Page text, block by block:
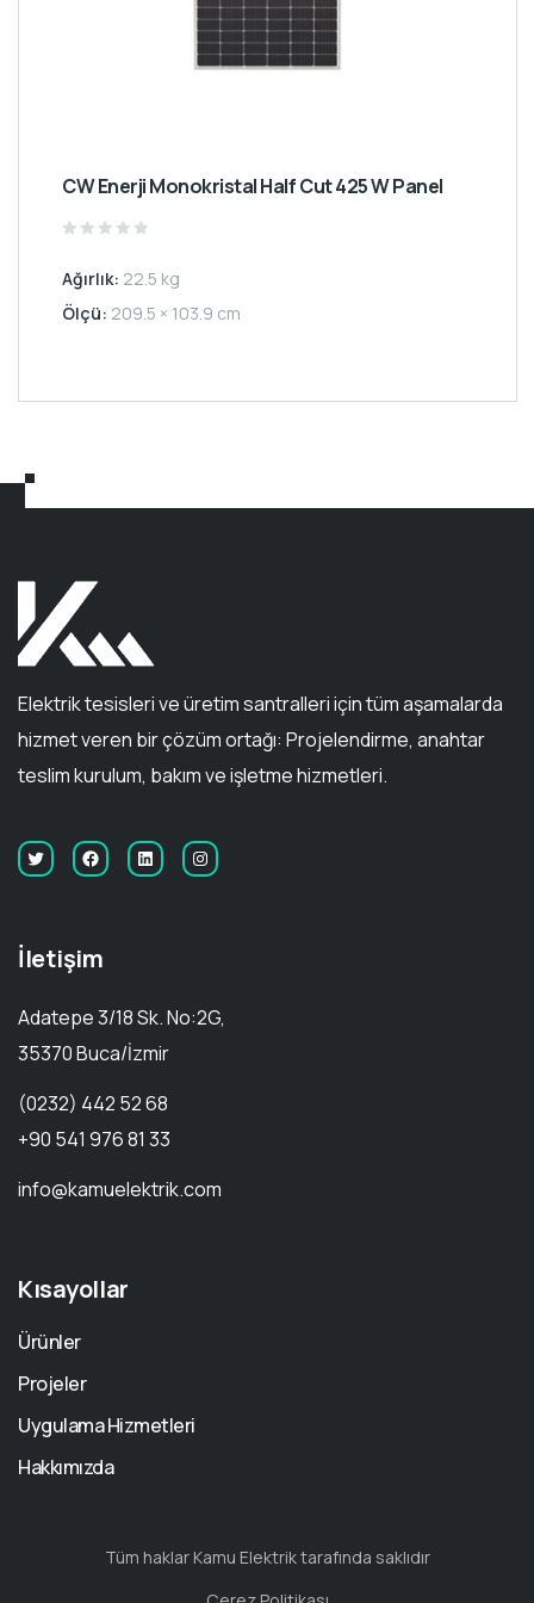
CW Enerji Monokristal Half Cut 425 W Panel
out
of
5
Ağırlık: 22.5 kg
Ölçü: 209.5 × 103.9 cm
Elektrik tesisleri ve üretim santralleri için tüm aşamalarda
hizmet veren bir çözüm ortağı: Projelendirme, anahtar
teslim kurulum, bakım ve işletme hizmetleri.
İletişim
Adatepe 3/18 Sk. No:2G,
35370 Buca/İzmir
(0232) 442 52 68
+90 541 976 81 33
info@kamuelektrik.com
Kısayollar
Ürünler
Projeler
Uygulama Hizmetleri
Hakkımızda
Tüm haklar Kamu Elektrik tarafında saklıdır